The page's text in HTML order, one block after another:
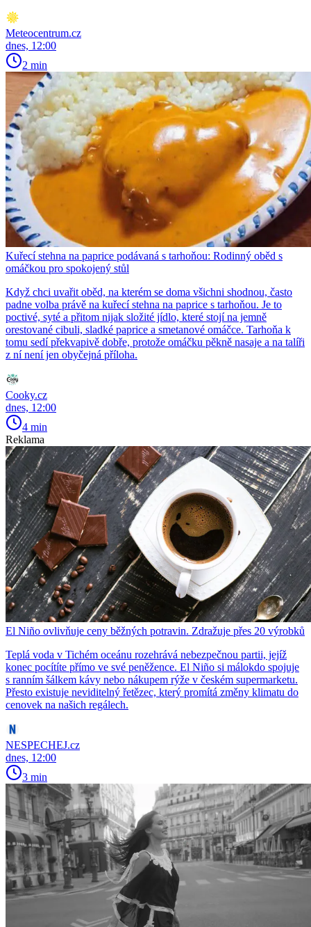
Meteocentrum.cz
dnes, 12:00
2 min
Kuřecí stehna na paprice podávaná s tarhoňou: Rodinný oběd s
omáčkou pro spokojený stůl
Když chci uvařit oběd, na kterém se doma všichni shodnou, často
padne volba právě na kuřecí stehna na paprice s tarhoňou. Je to
poctivé, syté a přitom nijak složité jídlo, které stojí na jemně
orestované cibuli, sladké paprice a smetanové omáčce. Tarhoňa k
tomu sedí překvapivě dobře, protože omáčku pěkně nasaje a na talíři
z ní není jen obyčejná příloha.
Cooky.cz
dnes, 12:00
4 min
Reklama
El Niño ovlivňuje ceny běžných potravin. Zdražuje přes 20 výrobků
Teplá voda v Tichém oceánu rozehrává nebezpečnou partii, jejíž
konec pocítíte přímo ve své peněžence. El Niño si málokdo spojuje
s ranním šálkem kávy nebo nákupem rýže v českém supermarketu.
Přesto existuje neviditelný řetězec, který promítá změny klimatu do
cenovek na našich regálech.
NESPECHEJ.cz
dnes, 12:00
3 min